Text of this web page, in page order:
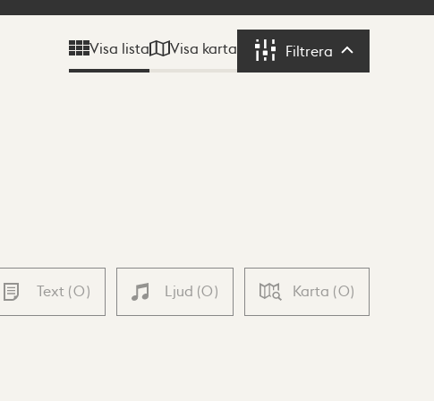
Visa lista Visa karta Filtrera Filtrera
Text (0) Ljud (0) Karta (0)